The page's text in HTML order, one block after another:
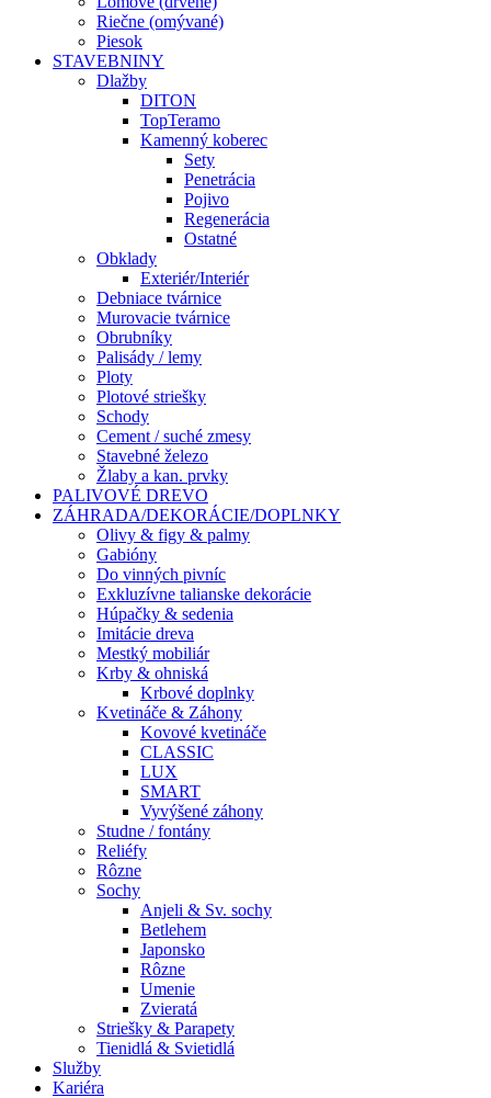
Riečne (omývané)
Piesok
STAVEBNINY
Dlažby
DITON
TopTeramo
Kamenný koberec
Sety
Penetrácia
Pojivo
Regenerácia
Ostatné
Obklady
Exteriér/Interiér
Debniace tvárnice
Murovacie tvárnice
Obrubníky
Palisády / lemy
Ploty
Plotové striešky
Schody
Cement / suché zmesy
Stavebné železo
Žlaby a kan. prvky
PALIVOVÉ DREVO
ZÁHRADA/DEKORÁCIE/DOPLNKY
Olivy & figy & palmy
Gabióny
Do vinných pivníc
Exkluzívne talianske dekorácie
Húpačky & sedenia
Imitácie dreva
Mestký mobiliár
Krby & ohniská
Krbové doplnky
Kvetináče & Záhony
Kovové kvetináče
CLASSIC
LUX
SMART
Vyvýšené záhony
Studne / fontány
Reliéfy
Rôzne
Sochy
Anjeli & Sv. sochy
Betlehem
Japonsko
Rôzne
Umenie
Zvieratá
Striešky & Parapety
Tienidlá & Svietidlá
Služby
Kariéra